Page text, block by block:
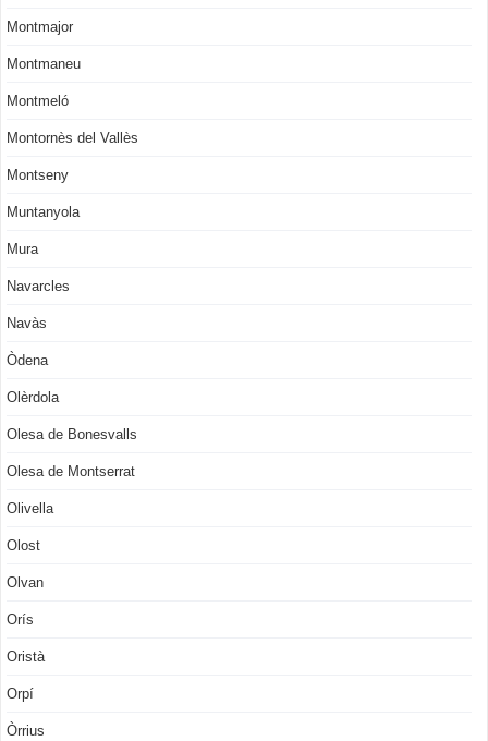
Montmajor
Montmaneu
Montmeló
Montornès del Vallès
Montseny
Muntanyola
Mura
Navarcles
Navàs
Òdena
Olèrdola
Olesa de Bonesvalls
Olesa de Montserrat
Olivella
Olost
Olvan
Orís
Oristà
Orpí
Òrrius